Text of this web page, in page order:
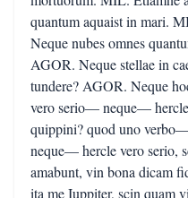
quantum aquaist in mari.
Neque nubes omnes
AGOR. Neque stellae in
tundere? AGOR. Neque
vero serio— neque—
quippini? quod uno
neque— hercle vero serio,
amabunt, vin bona dicam
ita me Iuppiter, scin quam